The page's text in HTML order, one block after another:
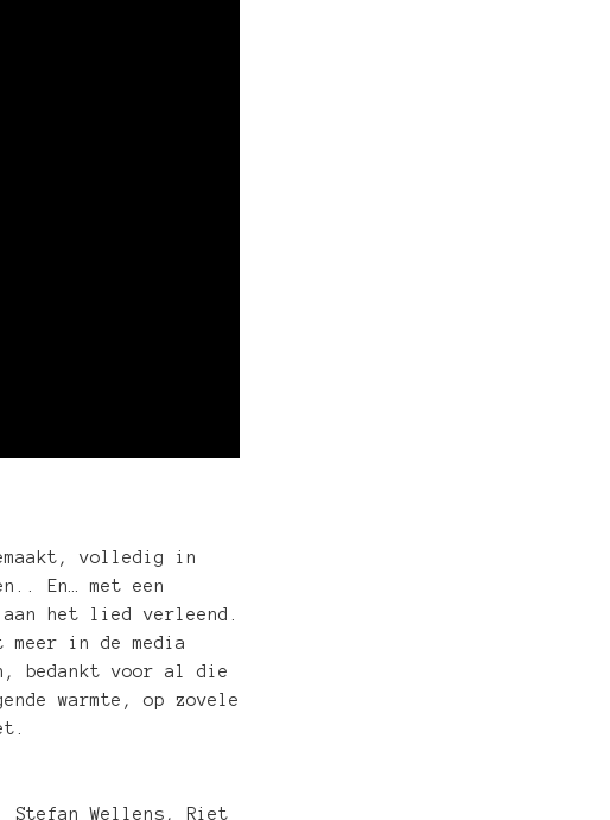
volledig in
En… met een
het lied verleend.
in de media
bedankt voor al die
warmte, op zovele
Stefan Wellens, Riet